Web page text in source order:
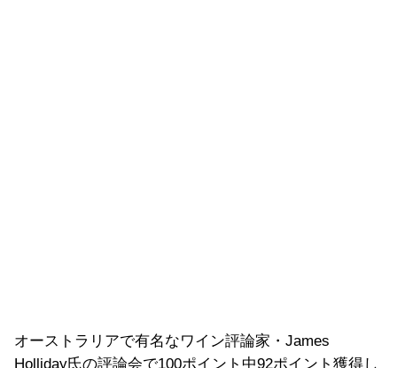
オーストラリアで有名なワイン評論家・James
Holliday氏の評論会で100ポイント中92ポイント獲得し